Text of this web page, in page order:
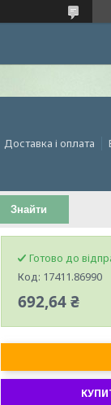
Доставка і оплата
Знайти
Готово до
Код: 17411.86990
692,64 ₴